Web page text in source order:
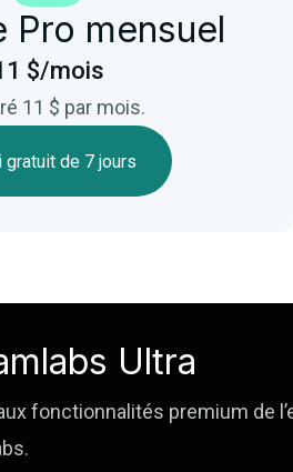
Pro mensuel
$/mois
11 $ par mois.
gratuit de 7 jours
Ultra
fonctionnalités premium de